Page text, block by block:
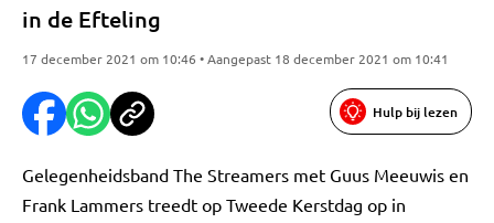
in de Efteling
17 december 2021 om 10:46 • Aangepast 18 december 2021 om 10:41
Hulp bij lezen
Gelegenheidsband The Streamers met Guus Meeuwis en
Frank Lammers treedt op Tweede Kerstdag op in